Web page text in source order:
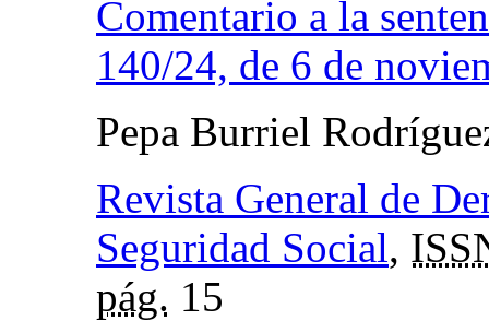
Comentario a la
140/24, de 6 de
Pepa Burriel
Revista General de
Seguridad Social,
pág. 15